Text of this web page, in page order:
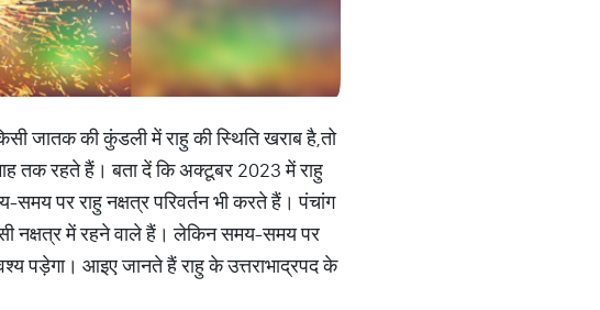
जातक की कुंडली में राहु की स्थिति खराब है,तो
तक रहते हैं। बता दें कि अक्टूबर 2023 में राहु
पर राहु नक्षत्र परिवर्तन भी करते हैं। पंचांग
नक्षत्र में रहने वाले हैं। लेकिन समय-समय पर
पड़ेगा। आइए जानते हैं राहु के उत्तराभाद्रपद के